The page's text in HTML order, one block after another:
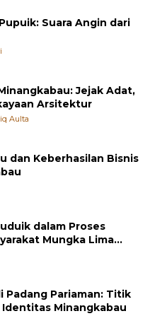
Suara Angin dari
Jejak Adat,
Arsitektur
Aulta
dan Keberhasilan Bisnis
dalam Proses
Mungka Lima
Padang Pariaman: Titik
Identitas Minangkabau